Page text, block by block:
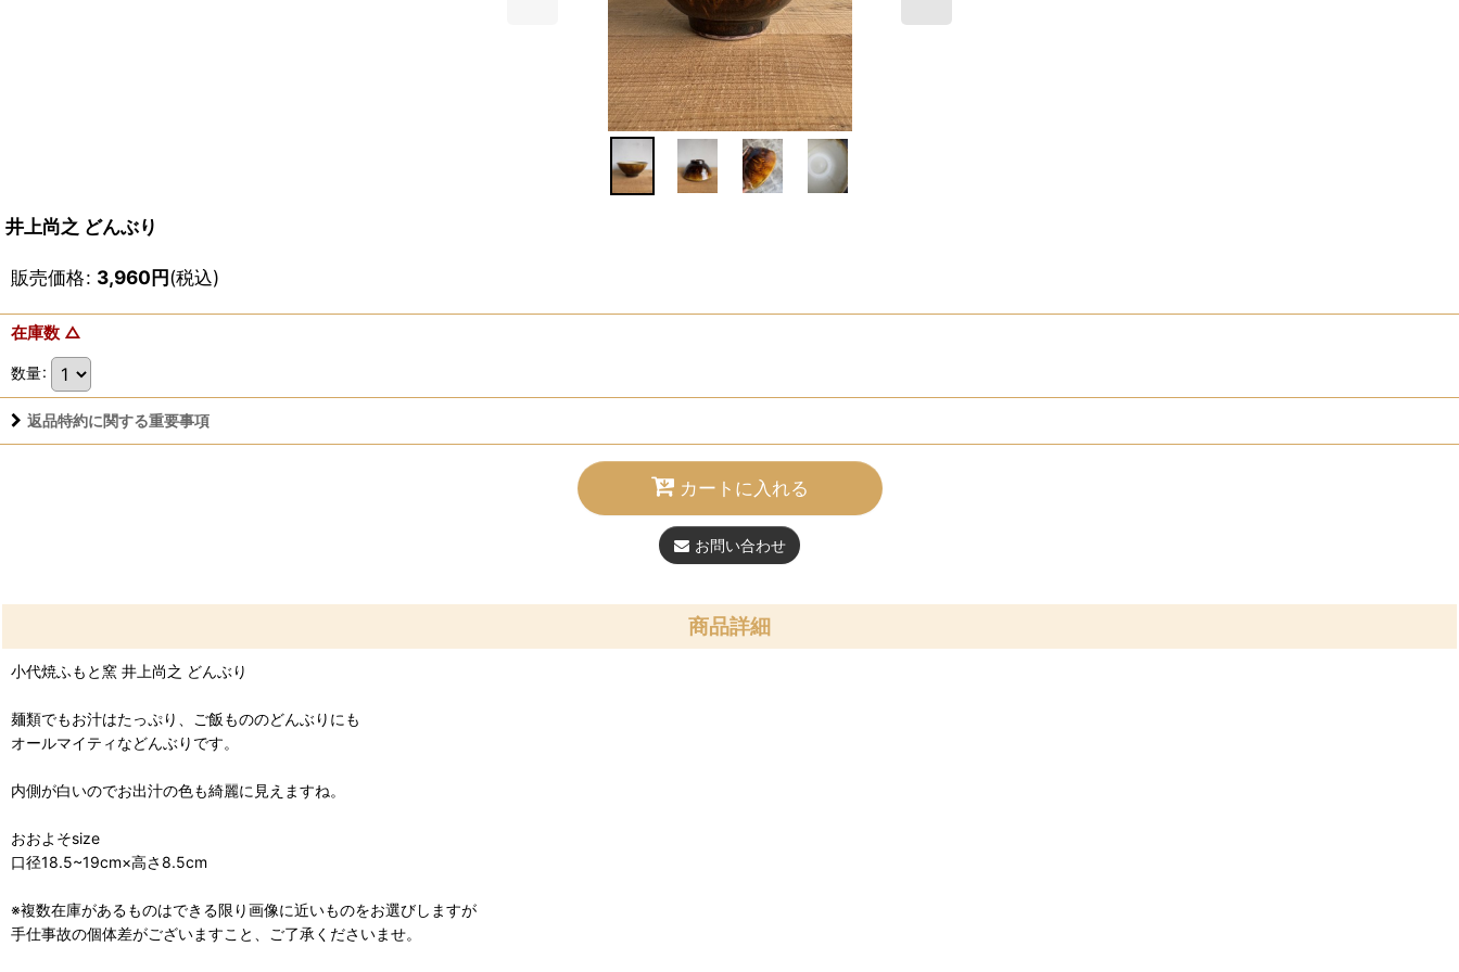
井上尚之 どんぶり
販売価格: 3,960円(税込)
在庫数 △
数量:
返品特約に関する重要事項
カートに入れる
お問い合わせ
商品詳細
小代焼ふもと窯 井上尚之 どんぶり
麺類でもお汁はたっぷり、ご飯もののどんぶりにも
オールマイティなどんぶりです。
内側が白いのでお出汁の色も綺麗に見えますね。
おおよそsize
口径18.5~19cm×高さ8.5cm
※複数在庫があるものはできる限り画像に近いものをお選びしますが
手仕事故の個体差がございますこと、ご了承くださいませ。